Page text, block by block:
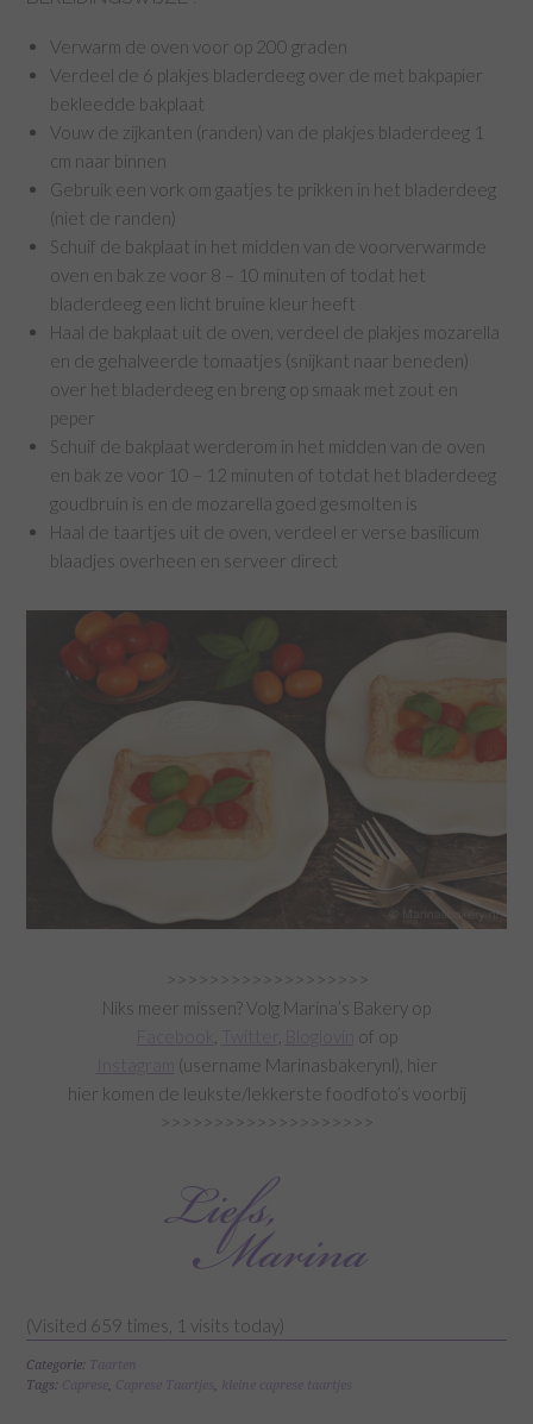
Verwarm de oven voor op 200 graden
Verdeel de 6 plakjes bladerdeeg over de met bakpapier
bekleedde bakplaat
Vouw de zijkanten (randen) van de plakjes bladerdeeg 1
cm naar binnen
Gebruik een vork om gaatjes te prikken in het bladerdeeg
(niet de randen)
Schuif de bakplaat in het midden van de voorverwarmde
oven en bak ze voor 8 – 10 minuten of todat het
bladerdeeg een licht bruine kleur heeft
Haal de bakplaat uit de oven, verdeel de plakjes mozarella
en de gehalveerde tomaatjes (snijkant naar beneden)
over het bladerdeeg en breng op smaak met zout en
peper
Schuif de bakplaat werderom in het midden van de oven
en bak ze voor 10 – 12 minuten of totdat het bladerdeeg
goudbruin is en de mozarella goed gesmolten is
Haal de taartjes uit de oven, verdeel er verse basilicum
blaadjes overheen en serveer direct
>>>>>>>>>>>>>>>>>>>
Niks meer missen? Volg Marina’s Bakery op
Bloglovin
of op
Instagram
(username Marinasbakerynl), hier
hier komen de leukste/lekkerste foodfoto’s voorbij
>>>>>>>>>>>>>>>>>>>>
(Visited 659 times, 1 visits today)
Categorie:
Taarten
Tags: Caprese, Caprese Taartjes, kleine caprese taartjes